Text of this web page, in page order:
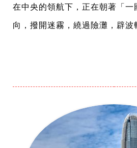
在中央的領航下，正在朝著「
向，撥開迷霧，繞過險灘，辟波